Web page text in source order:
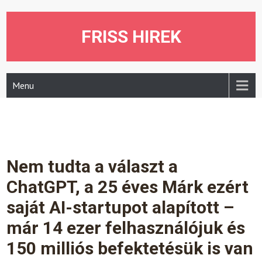
FRISS HIREK
Menu
Nem tudta a választ a
ChatGPT, a 25 éves Márk ezért
saját AI-startupot alapított –
már 14 ezer felhasználójuk és
150 milliós befektetésük is van